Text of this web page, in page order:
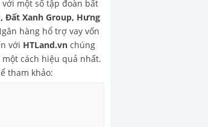
một số tập đoàn bất
Đất Xanh Group, Hưng
hàng hổ trợ vay vốn
với HTLand.vn chúng
cách hiệu quả nhất.
tham khảo: